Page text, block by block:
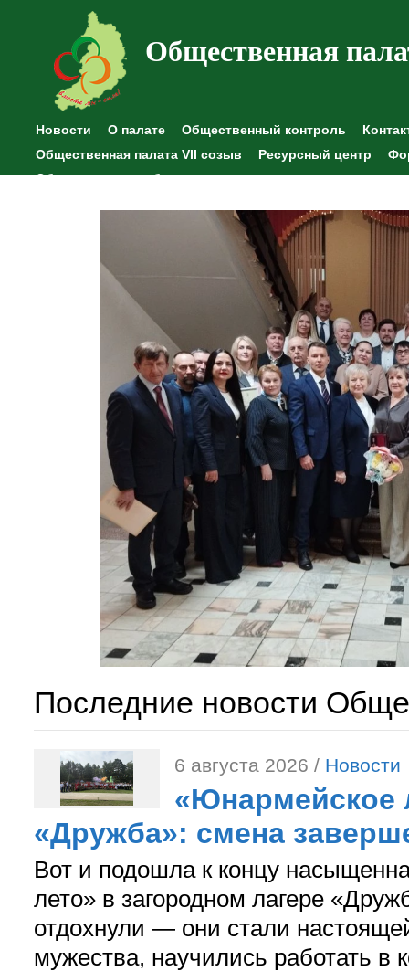
Общественная
Новости О палате Общественный контроль
Общественная палата VII созыв
Ресурсный центр
Общественные наблюдения
Последние новости
6 августа 2026 / Новости
«Юнармейское
«Дружба»: смена
Вот и подошла к концу
лето» в загородном лагере
отдохнули — они стали
мужества, научились работать в